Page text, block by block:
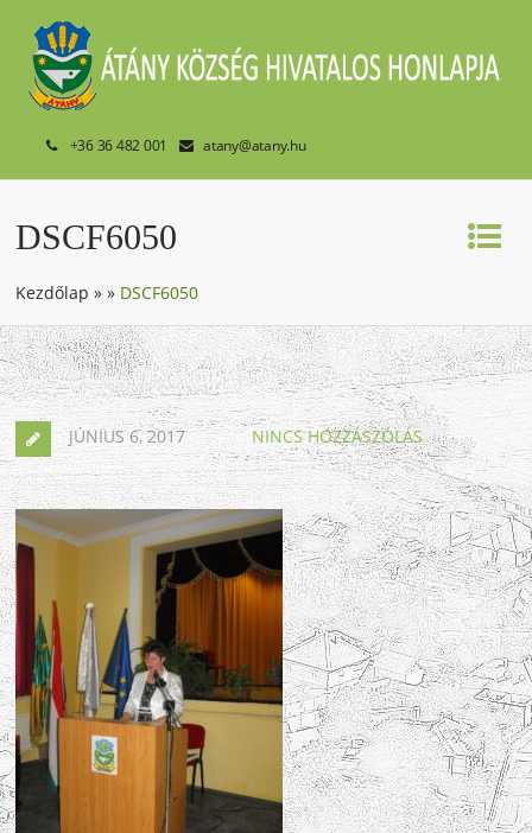
+36 36 482 001 atany@atany.hu
DSCF6050
Kezdőlap »» DSCF6050
JÚNIUS 6, 2017 NINCS HOZZÁSZÓLÁS